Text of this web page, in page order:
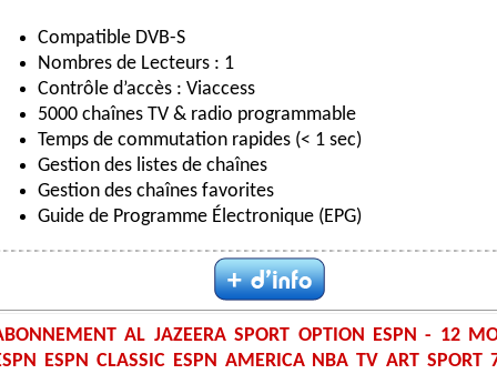
Compatible DVB-S
Nombres de Lecteurs : 1
Contrôle d’accès : Viaccess
5000 chaînes TV & radio programmable
Temps de commutation rapides (< 1 sec)
Gestion des listes de chaînes
Gestion des chaînes favorites
Guide de Programme Électronique (EPG)
AL JAZEERA SPORT OPTION ESPN - 12
ESPN CLASSIC ESPN AMERICA NBA TV ART SPORT